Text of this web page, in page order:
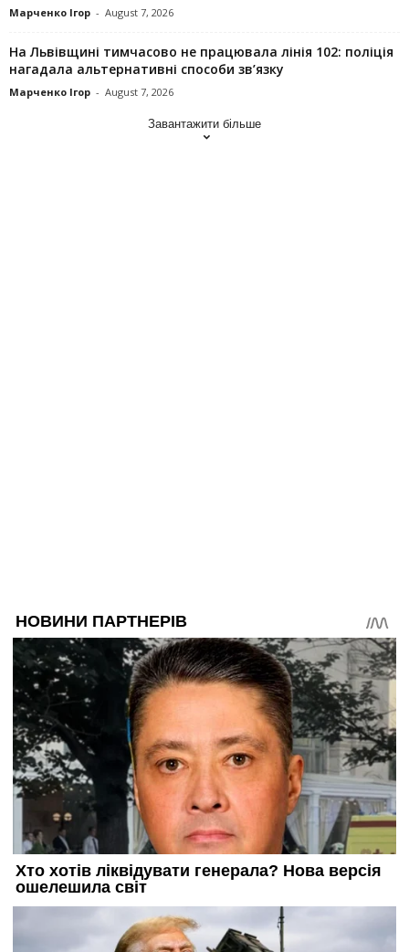
Марченко Ігор - August 7, 2026
На Львівщині тимчасово не працювала лінія 102: поліція
нагадала альтернативні способи зв’язку
Марченко Ігор - August 7, 2026
Завантажити більше